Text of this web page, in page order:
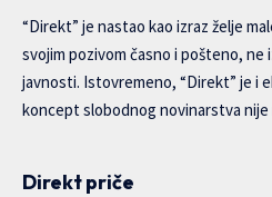
“Direkt” je nastao kao izraz želje
svojim pozivom časno i pošteno,
javnosti. Istovremeno, “Direkt” je i
koncept slobodnog novinarstva nije
Direkt priče